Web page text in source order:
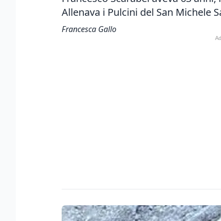
Allenava i Pulcini del San Michele
Francesca Gallo